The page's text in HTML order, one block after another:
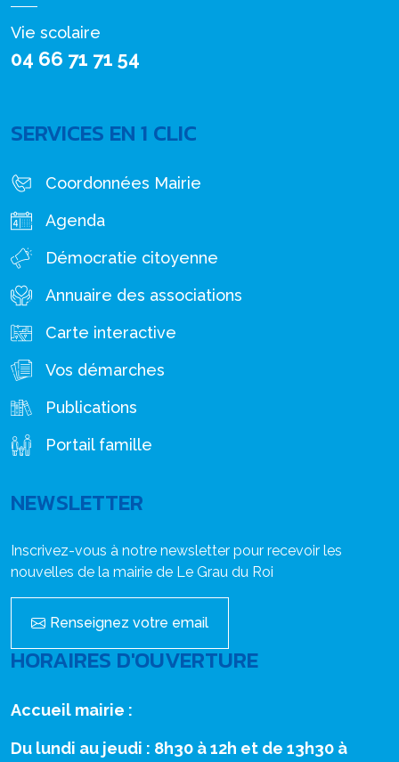
Vie scolaire
04 66 71 71 54
SERVICES EN 1 CLIC
Coordonnées Mairie
Agenda
Démocratie citoyenne
Annuaire des associations
Carte interactive
Vos démarches
Publications
Portail famille
NEWSLETTER
Inscrivez-vous à notre newsletter pour recevoir les
nouvelles de la mairie de Le Grau du Roi
Renseignez votre email
HORAIRES D'OUVERTURE
Accueil mairie :
Du lundi au jeudi : 8h30 à 12h et de 13h30 à